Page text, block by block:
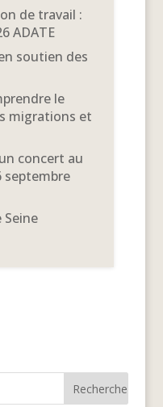
de travail :
ADATE
soutien des
le
migrations et
concert au
septembre
Seine